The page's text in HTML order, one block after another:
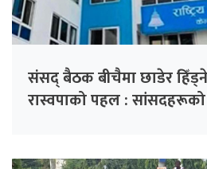
संसद् बैठक बीचैमा छाडेर हिँड्ने
रास्वपाको पहल : सांसदहरूको